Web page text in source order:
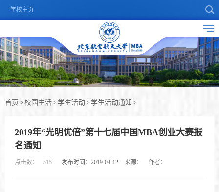
学校主页
首页 > 校园生活> 学生活动> 学生活动通知 >
2019年“光明优倍”第十七届中国MBA创业大赛报
名通知
发布时间：2019-04-12 来源： 作者：
点击数： 515